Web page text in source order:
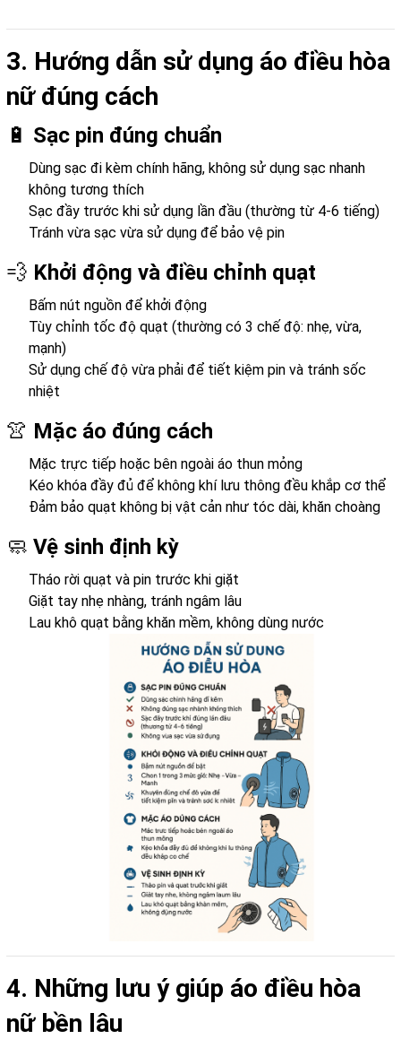
3. Hướng dẫn sử dụng áo điều hòa
nữ đúng cách
🔋 Sạc pin đúng chuẩn
Dùng sạc đi kèm chính hãng, không sử dụng sạc nhanh
không tương thích
Sạc đầy trước khi sử dụng lần đầu (thường từ 4-6 tiếng)
Tránh vừa sạc vừa sử dụng để bảo vệ pin
💨 Khởi động và điều chỉnh quạt
Bấm nút nguồn để khởi động
Tùy chỉnh tốc độ quạt (thường có 3 chế độ: nhẹ, vừa,
mạnh)
Sử dụng chế độ vừa phải để tiết kiệm pin và tránh sốc
nhiệt
👚 Mặc áo đúng cách
Mặc trực tiếp hoặc bên ngoài áo thun mỏng
Kéo khóa đầy đủ để không khí lưu thông đều khắp cơ thể
Đảm bảo quạt không bị vật cản như tóc dài, khăn choàng
🧼 Vệ sinh định kỳ
Tháo rời quạt và pin trước khi giặt
Giặt tay nhẹ nhàng, tránh ngâm lâu
Lau khô quạt bằng khăn mềm, không dùng nước
4. Những lưu ý giúp áo điều hòa
nữ bền lâu